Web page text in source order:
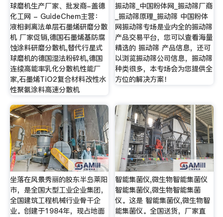
球磨机生产厂家、批发商-盖德
化工网 - GuideChem主营：
液相剥离法单层石墨烯研磨分散
机 厂家促销,德国石墨烯基防腐
蚀涂料研磨分散机,替代行星式
球磨机的德国湿法粉碎机,德国
连续高能率乳化分散机性能厂
家,石墨烯TiO2复合材料改性水
性聚氨涂料高速分散机
振动筛_中国粉体网_振动筛厂商
_振动筛原理_振动筛 中国粉体
网振动筛专场是业内全的振动筛
产品交易平台，您可以查看海量
精选的 振动筛 产品信息，还可
以浏览振动筛公司信息，振动筛
种类很多，本专场会为您提供全
方位的解决方案！
坐落在风景秀丽的胶东半岛莱阳
市，是全国大型工业企业集团，
全国建筑工程机械行业骨干企
业。创建于1984年，现占地面
智能集菌仪,微生物智能集菌仪
智能集菌仪,微生物智能集菌
仪。这是 智能集菌仪,微生物智
能集菌仪。全国送货，厂家直